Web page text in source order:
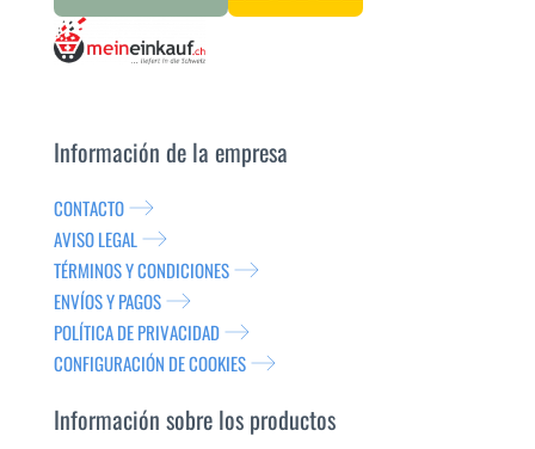
Información de la empresa
CONTACTO
AVISO LEGAL
TÉRMINOS Y CONDICIONES
ENVÍOS Y PAGOS
POLÍTICA DE PRIVACIDAD
CONFIGURACIÓN DE COOKIES
Información sobre los productos